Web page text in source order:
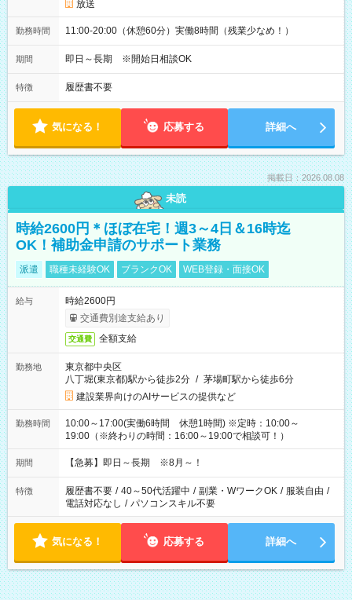
放送
勤務時間 11:00-20:00（休憩60分）実働8時間（残業少なめ！）
期間 即日～長期 ※開始日相談OK
特徴 履歴書不要
気になる！ 応募する 詳細へ
掲載日：2026.08.08
未読
時給2600円＊ほぼ在宅！週3～4日＆16時迄
OK！補助金申請のサポート業務
派遣 職種未経験OK ブランクOK WEB登録・面接OK
給与
時給2600円
交通費別途支給あり
交通費 全額支給
勤務地
東京都中央区
八丁堀(東京都)駅から徒歩2分 / 茅場町駅から徒歩6分
建設業界向けのAIサービスの提供など
勤務時間
10:00～17:00(実働6時間 休憩1時間) ※定時：10:00～
19:00（※終わりの時間：16:00～19:00で相談可！）
期間 【急募】即日～長期 ※8月～！
特徴 履歴書不要 / 40～50代活躍中 / 副業・WワークOK / 服装自由 /
電話対応なし / パソコンスキル不要
気になる！ 応募する 詳細へ